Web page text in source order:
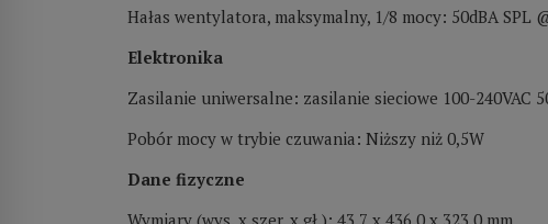
Hałas wentylatora, maksymalny, 1/8 mocy: 50dBA SPL
Elektronika
Zasilanie uniwersalne: zasilanie sieciowe 100-240VAC
Pobór mocy w trybie czuwania: Niższy niż 0,5W
Dane fizyczne
Wymiary (wys. x szer. x gł.): 43.7 x 436.0 x 323.0 mm